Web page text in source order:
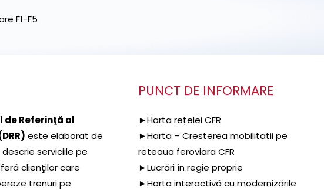
F1-F5
de Referinţă al
este elaborat de
descrie serviciile pe
clienţilor care
trenuri pe
PUNCT DE INFORMARE
►Harta rețelei CFR
►Harta – Cresterea mobilitatii pe
reteaua feroviara CFR
►Lucrări în regie proprie
►Harta interactivă cu modernizările